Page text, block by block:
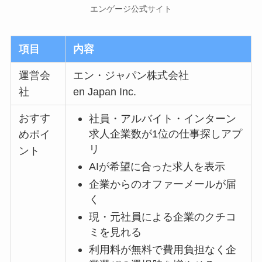
エンゲージ公式サイト
項目 内容
運営会
社
エン・ジャパン株式会社
en Japan Inc.
おすす
めポイ
ント
社員・アルバイト・インターン
求人企業数が1位の仕事探しアプ
リ
AIが希望に合った求人を表示
企業からのオファーメールが届
く
現・元社員による企業のクチコ
ミを見れる
利用料が無料で費用負担なく企